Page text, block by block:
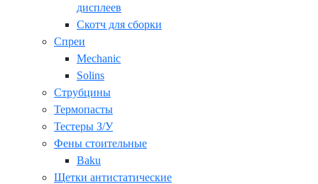
дисплеев
Скотч для сборки
Спреи
Mechanic
Solins
Струбцины
Термопасты
Тестеры З/У
Фены стоительные
Baku
Щетки антистатические